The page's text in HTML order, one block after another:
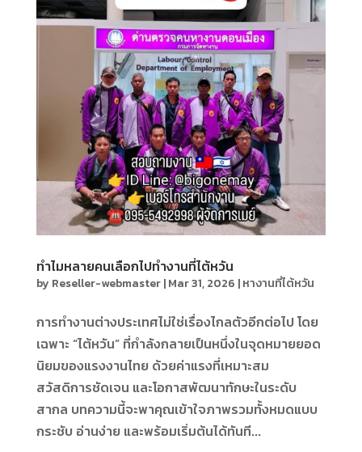
ทำไมหลายคนเลือกไปทำงานที่ไต้หวัน
by Reseller-webmaster|Mar 31, 2026 |หางานที่ไต้หวัน
การทำงานต่างประเทศไม่ใช่เรื่องไกลตัวอีกต่อไป โดย
เฉพาะ “ไต้หวัน” ที่กำลังกลายเป็นหนึ่งในจุดหมายยอด
นิยมของแรงงานไทย ด้วยค่าแรงที่เหมาะสม
สวัสดิการชัดเจน และโอกาสพัฒนาทักษะในระดับ
สากล บทความนี้จะพาคุณเข้าใจภาพรวมทั้งหมดแบบ
กระชับ อ่านง่าย และพร้อมเริ่มต้นได้ทันที...